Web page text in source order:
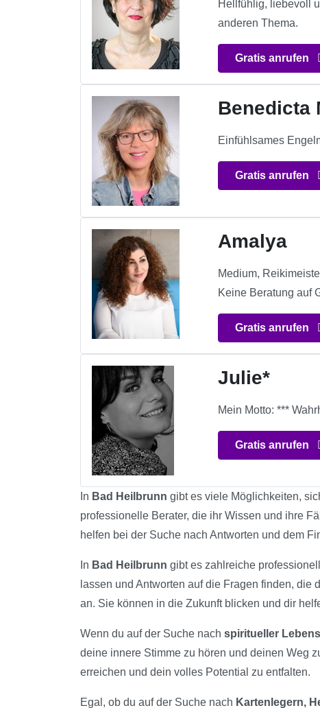
Hellfühlig, liebevoll
anderen Thema.
Gratis anrufen
Benedicta
Einfühlsames
Gratis anrufen
Amalya
Medium,
Keine Beratung auf
Gratis anrufen
Julie*
Mein Motto: ***
Gratis anrufen
In Bad Heilbrunn gibt es viele Möglichkeiten,
professionelle Berater, die ihr Wissen und ihre
helfen bei der Suche nach Antworten und dem
In Bad Heilbrunn gibt es zahlreiche
lassen und Antworten auf die Fragen finden, die
an. Sie können in die Zukunft blicken und dir
Wenn du auf der Suche nach spiritueller
deine innere Stimme zu hören und deinen Weg
erreichen und dein volles Potential zu entfalten.
Egal, ob du auf der Suche nach Kartenlegern,